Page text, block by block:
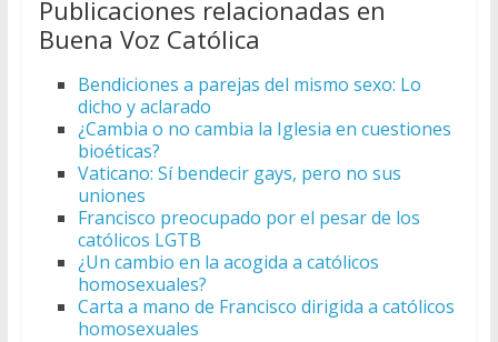
Publicaciones relacionadas en
Buena Voz Católica
Bendiciones a parejas del mismo sexo: Lo
dicho y aclarado
¿Cambia o no cambia la Iglesia en cuestiones
bioéticas?
Vaticano: Sí bendecir gays, pero no sus
uniones
Francisco preocupado por el pesar de los
católicos LGTB
¿Un cambio en la acogida a católicos
homosexuales?
Carta a mano de Francisco dirigida a católicos
homosexuales